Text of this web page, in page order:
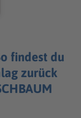
findest du
zurück